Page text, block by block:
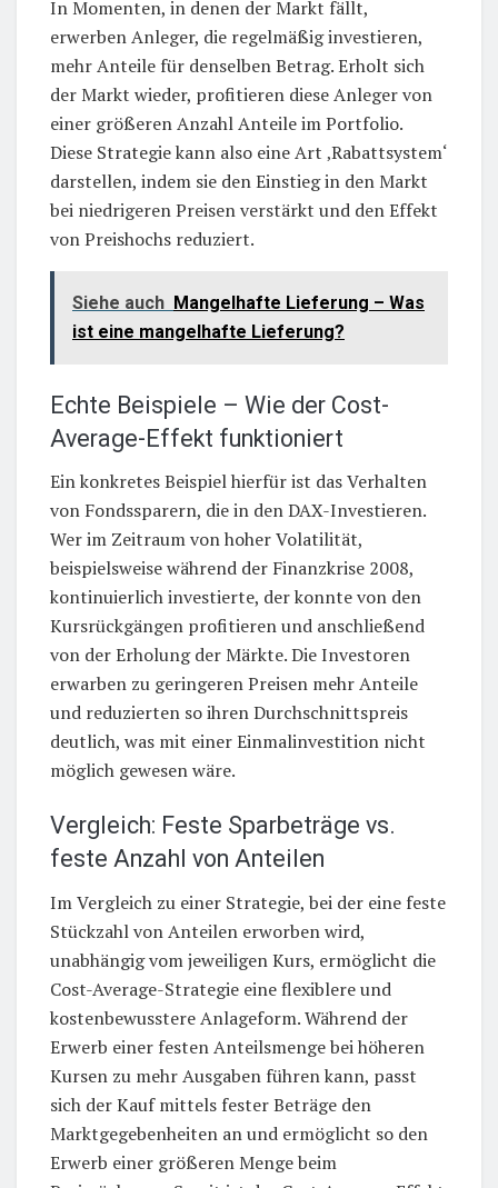
In Momenten, in denen der Markt fällt,
erwerben Anleger, die regelmäßig investieren,
mehr Anteile für denselben Betrag. Erholt sich
der Markt wieder, profitieren diese Anleger von
einer größeren Anzahl Anteile im Portfolio.
Diese Strategie kann also eine Art ‚Rabattsystem‘
darstellen, indem sie den Einstieg in den Markt
bei niedrigeren Preisen verstärkt und den Effekt
von Preishochs reduziert.
Siehe auch Mangelhafte Lieferung – Was
ist eine mangelhafte Lieferung?
Echte Beispiele – Wie der Cost-
Average-Effekt funktioniert
Ein konkretes Beispiel hierfür ist das Verhalten
von Fondssparern, die in den DAX-Investieren.
Wer im Zeitraum von hoher Volatilität,
beispielsweise während der Finanzkrise 2008,
kontinuierlich investierte, der konnte von den
Kursrückgängen profitieren und anschließend
von der Erholung der Märkte. Die Investoren
erwarben zu geringeren Preisen mehr Anteile
und reduzierten so ihren Durchschnittspreis
deutlich, was mit einer Einmalinvestition nicht
möglich gewesen wäre.
Vergleich: Feste Sparbeträge vs.
feste Anzahl von Anteilen
Im Vergleich zu einer Strategie, bei der eine feste
Stückzahl von Anteilen erworben wird,
unabhängig vom jeweiligen Kurs, ermöglicht die
Cost-Average-Strategie eine flexiblere und
kostenbewusstere Anlageform. Während der
Erwerb einer festen Anteilsmenge bei höheren
Kursen zu mehr Ausgaben führen kann, passt
sich der Kauf mittels fester Beträge den
Marktgegebenheiten an und ermöglicht so den
Erwerb einer größeren Menge beim